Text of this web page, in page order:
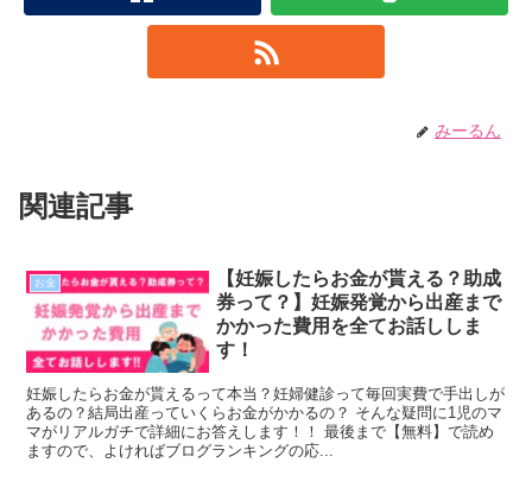
みーるん
関連記事
お金
【妊娠したらお金が貰える？助成
券って？】妊娠発覚から出産まで
かかった費用を全てお話ししま
す！
妊娠したらお金が貰えるって本当？妊婦健診って毎回実費で手出しが
あるの？結局出産っていくらお金がかかるの？ そんな疑問に1児のマ
マがリアルガチで詳細にお答えします！！ 最後まで【無料】で読め
ますので、よければブログランキングの応...